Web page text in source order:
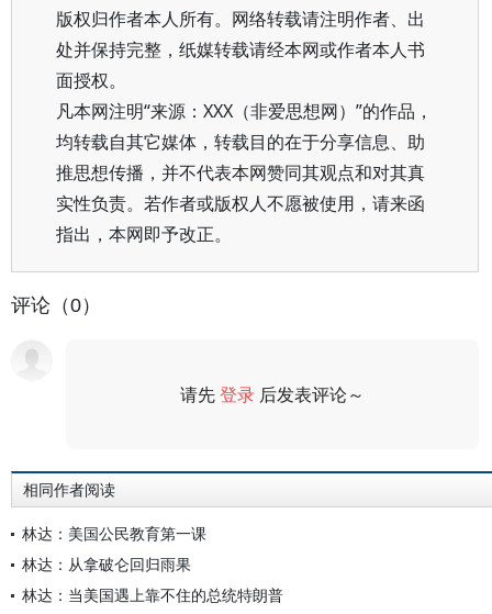
版权归作者本人所有。网络转载请注明作者、出
处并保持完整，纸媒转载请经本网或作者本人书
面授权。
凡本网注明“来源：XXX（非爱思想网）”的作品，
均转载自其它媒体，转载目的在于分享信息、助
推思想传播，并不代表本网赞同其观点和对其真
实性负责。若作者或版权人不愿被使用，请来函
指出，本网即予改正。
评论（0）
请先登录 后发表评论～
相同作者阅读
林达：美国公民教育第一课
林达：从拿破仑回归雨果
林达：当美国遇上靠不住的总统特朗普